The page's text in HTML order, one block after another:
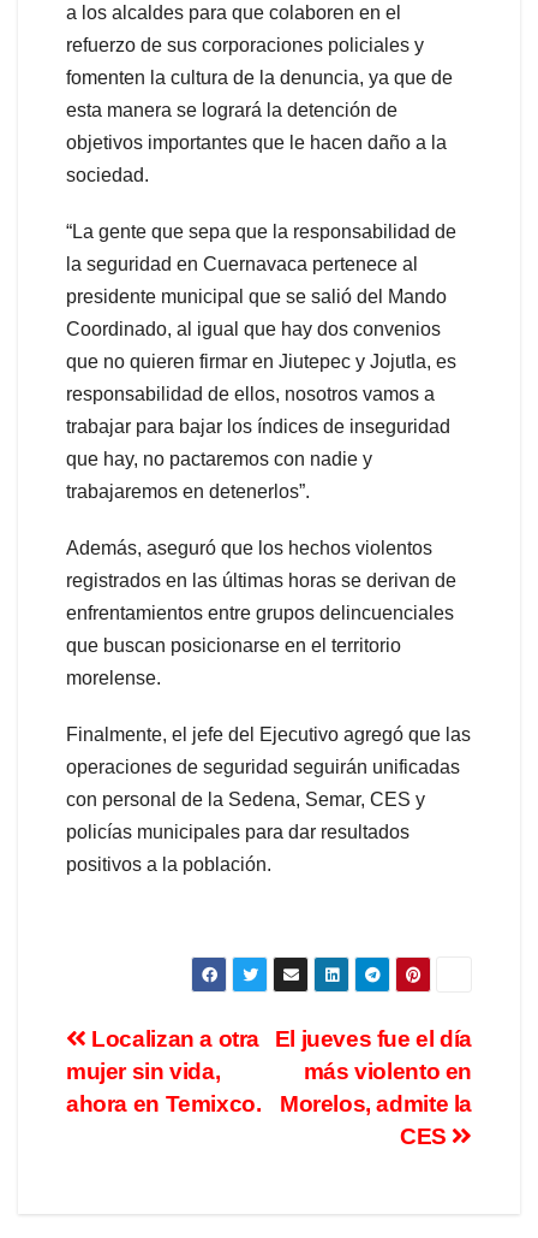
a los alcaldes para que colaboren en el
refuerzo de sus corporaciones policiales y
fomenten la cultura de la denuncia, ya que de
esta manera se logrará la detención de
objetivos importantes que le hacen daño a la
sociedad.
“La gente que sepa que la responsabilidad de
la seguridad en Cuernavaca pertenece al
presidente municipal que se salió del Mando
Coordinado, al igual que hay dos convenios
que no quieren firmar en Jiutepec y Jojutla, es
responsabilidad de ellos, nosotros vamos a
trabajar para bajar los índices de inseguridad
que hay, no pactaremos con nadie y
trabajaremos en detenerlos”.
Además, aseguró que los hechos violentos
registrados en las últimas horas se derivan de
enfrentamientos entre grupos delincuenciales
que buscan posicionarse en el territorio
morelense.
Finalmente, el jefe del Ejecutivo agregó que las
operaciones de seguridad seguirán unificadas
con personal de la Sedena, Semar, CES y
policías municipales para dar resultados
positivos a la población.
El jueves fue el día
más violento en
Morelos, admite la
CES
Localizan a otra
mujer sin vida,
ahora en Temixco.